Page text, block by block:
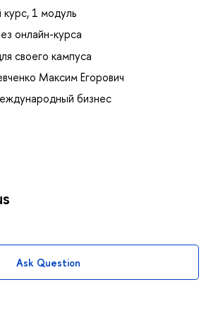
курс, 1 модуль
онлайн-курса
своего кампуса
Максим Егорович
бизнес
Ask Question